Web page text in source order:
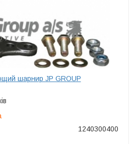
шарнир JP GROUP
1240300400